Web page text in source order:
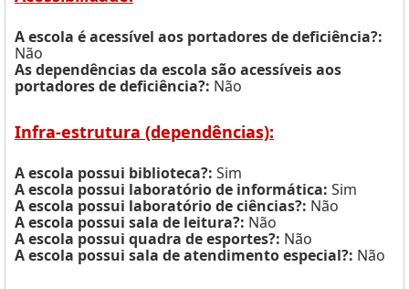
A escola é acessível aos portadores de deficiência?:
Não
As dependências da escola são acessíveis aos
portadores de deficiência?: Não
Infra-estrutura (dependências):
A escola possui biblioteca?: Sim
A escola possui laboratório de informática: Sim
A escola possui laboratório de ciências?: Não
A escola possui sala de leitura?: Não
A escola possui quadra de esportes?: Não
A escola possui sala de atendimento especial?: Não